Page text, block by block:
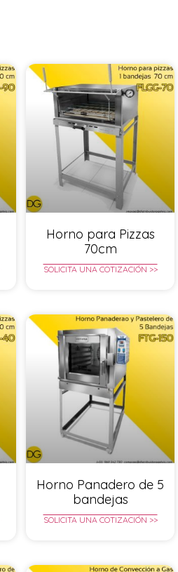
Horno para Pizzas
70cm
SOLICITA UNA COTIZACIÓN >>
Horno Panadero de 5
bandejas
SOLICITA UNA COTIZACIÓN >>